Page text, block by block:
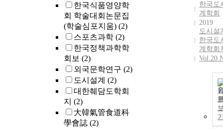
한국식품영양학
회 학술대회논문집
(학술심포지움) (2)
스포츠과학 (2)
한국정책과학학
회보 (2)
외국문학연구 (2)
도시설계 (2)
대한췌담도학회
지 (2)
大韓氣管食道科
學會誌 (2)
한국도
계학회
2019
도시설
한국도
계학회
Vol.20